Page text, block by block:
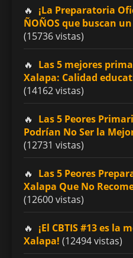
¡La Preparatoria
ÑOÑOS que buscan
(15736 vistas)
Las 5 mejores
Xalapa: Calidad
(14162 vistas)
Las 5 Peores
Podrían No Ser la
(12731 vistas)
Las 5 Peores
Xalapa Que No
(12600 vistas)
¡El CBTIS #13 es
Xalapa! (12494 vistas)